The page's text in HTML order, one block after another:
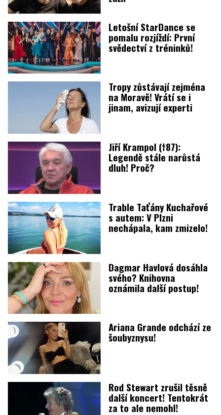
Letošní StarDance se
pomalu rozjíždí: První
svědectví z tréninků!
Tropy zůstávají zejména
na Moravě! Vrátí se i
jinam, avizují experti
Jiří Krampol (†87):
Legendě stále narůstá
dluh! Proč?
Trable Taťány Kuchařové
s autem: V Plzni
nechápala, kam zmizelo!
Dagmar Havlová dosáhla
svého? Knihovna
oznámila další postup!
Ariana Grande odchází ze
šoubyznysu!
Rod Stewart zrušil těsně
další koncert! Tentokrát
za to ale nemohl!